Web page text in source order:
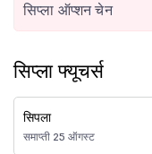
सिप्ला ऑप्शन चेन
सिप्ला फ्यूचर्स
सिपला
समाप्ती 25 ऑगस्ट